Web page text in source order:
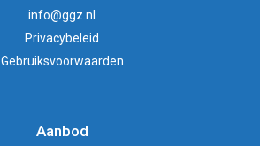
info@ggz.nl
Privacybeleid
Gebruiksvoorwaarden
Aanbod